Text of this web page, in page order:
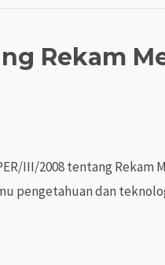
Rekam
III/2008 tentang
pengetahuan dan